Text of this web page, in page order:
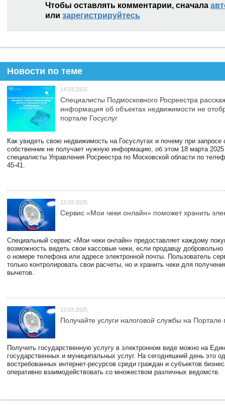
Чтобы оставлять комментарии, сначала
или зарегистрируйтесь
Новости по теме
14.03.2025
Специалисты Подмосковного Росреестра
информация об объектах недвижимости не
портале Госуслуг
Как увидеть свою недвижимость на Госуслугах и почему при запросе
собственник не получает нужную информацию, об этом 18 марта 2025
специалисты Управления Росреестра по Московской области по
45-41.
13.03.2025
Сервис «Мои чеки онлайн» поможет хранить
Специальный сервис «Мои чеки онлайн» предоставляет каждому
возможность видеть свои кассовые чеки, если продавцу
о номере телефона или адресе электронной почты. Пользователь
только контролировать свои расчеты, но и хранить чеки для
вычетов.
13.03.2025
Получайте услуги налоговой службы на Портале
Получить государственную услугу в электронном виде можно на
государственных и муниципальных услуг. На сегодняшний день это
востребованных интернет-ресурсов среди граждан и субъектов
оперативно взаимодействовать со множеством различных ведомств.